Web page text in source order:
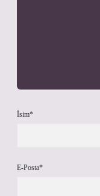
İsim*
E-Posta*